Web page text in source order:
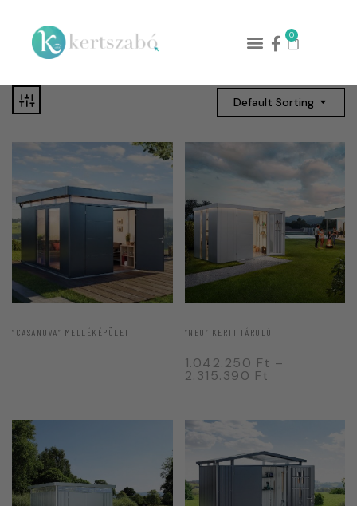
0
Default Sorting
“CASANOVA” MELLÉKÉPÜLET “NEO” KERTI TÁROLÓ
1.042.250 Ft –
2.315.390 Ft